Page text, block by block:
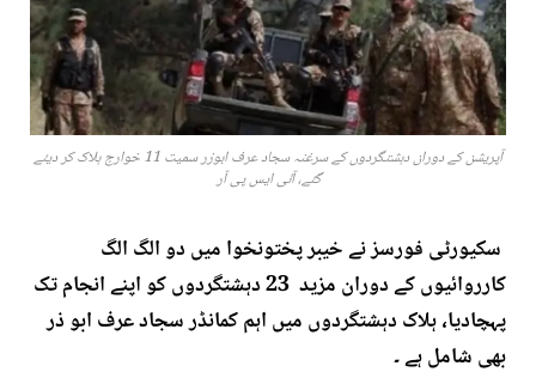
آپریشن کے دوران دہشتگردوں کے سرغنہ سجاد عرف ابوزر سمیت 11 خوارج ہلاک کر دیئے
گئے، آئی ایس پی آر
سکیورٹی فورسز نے خیبر پختونخوا میں دو الگ الگ
کارروائیوں کے دوران مزید 23 دہشتگردوں کو اپنے انجام تک
پہچادیا، ہلاک دہشتگردوں میں اہم کمانڈر سجاد عرف ابو ذر
بھی شامل ہے ۔